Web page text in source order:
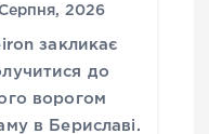
2026
закликає
до
ворогом
в Бериславі.